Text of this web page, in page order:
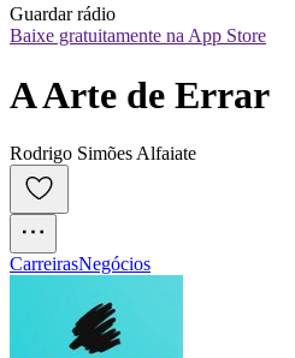
Guardar rádio
Baixe gratuitamente na App Store
A Arte de Errar
Rodrigo Simões Alfaiate
CarreirasNegócios